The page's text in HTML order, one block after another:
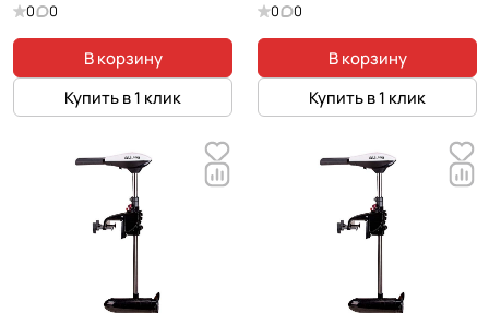
0 0
В корзину
Купить в 1 клик
0 0
В корзину
Купить в 1 клик